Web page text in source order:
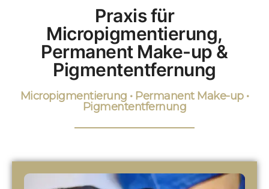
Praxis für
Micropigmentierung,
Permanent Make-up &
Pigmententfernung
Micropigmentierung • Permanent Make-up •
Pigmententfernung